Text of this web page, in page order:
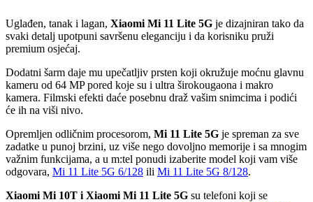
Uglađen, tanak i lagan, Xiaomi Mi 11 Lite 5G je dizajniran tako da
svaki detalj upotpuni savršenu eleganciju i da korisniku pruži
premium osjećaj.
Dodatni šarm daje mu upečatljiv prsten koji okružuje moćnu glavnu
kameru od 64 MP pored koje su i ultra širokougaona i makro
kamera. Filmski efekti daće posebnu draž vašim snimcima i podići
će ih na viši nivo.
Opremljen odličnim procesorom, Mi 11 Lite 5G je spreman za sve
zadatke u punoj brzini, uz više nego dovoljno memorije i sa mnogim
važnim funkcijama, a u m:tel ponudi izaberite model koji vam više
odgovara, Mi 11 Lite 5G 6/128 ili Mi 11 Lite 5G 8/128.
Xiaomi Mi 10T i Xiaomi Mi 11 Lite 5G su telefoni koji se